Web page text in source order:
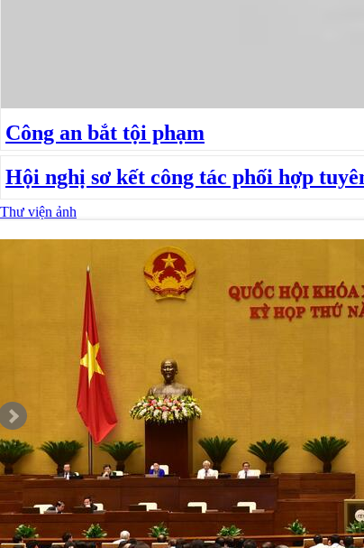
Công an bắt tội phạm
Hội nghị sơ kết công tác phối hợp
Thư viện ảnh